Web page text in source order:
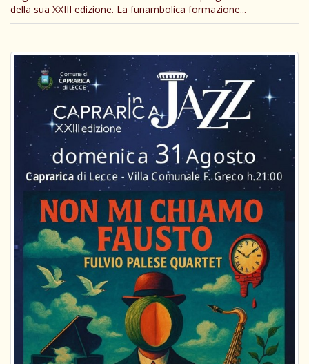
della sua XXIII edizione. La funambolica formazione...